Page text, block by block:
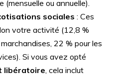
(mensuelle ou annuelle).
sociales : Ces
votre activité (12,8 %
22 % pour les
Si vous avez opté
libératoire, cela inclut